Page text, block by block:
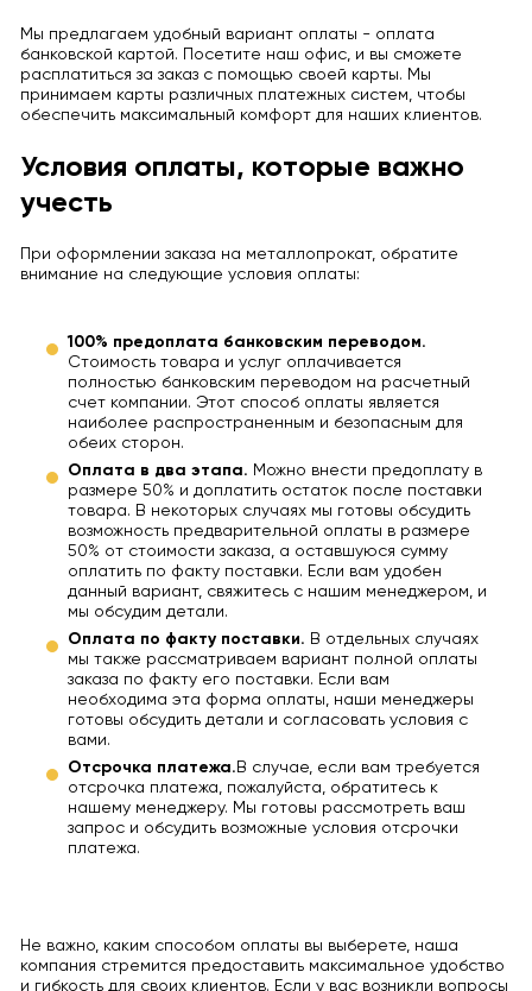
Мы предлагаем удобный вариант оплаты - оплата
банковской картой. Посетите наш офис, и вы сможете
расплатиться за заказ с помощью своей карты. Мы
принимаем карты различных платежных систем, чтобы
обеспечить максимальный комфорт для наших клиентов.
Условия оплаты, которые важно
учесть
При оформлении заказа на металлопрокат, обратите
внимание на следующие условия оплаты:
100% предоплата банковским переводом.
Стоимость товара и услуг оплачивается
полностью банковским переводом на расчетный
счет компании. Этот способ оплаты является
наиболее распространенным и безопасным для
обеих сторон.
Оплата в два этапа. Можно внести предоплату в
размере 50% и доплатить остаток после поставки
товара. В некоторых случаях мы готовы обсудить
возможность предварительной оплаты в размере
50% от стоимости заказа, а оставшуюся сумму
оплатить по факту поставки. Если вам удобен
данный вариант, свяжитесь с нашим менеджером, и
мы обсудим детали.
Оплата по факту поставки. В отдельных случаях
мы также рассматриваем вариант полной оплаты
заказа по факту его поставки. Если вам
необходима эта форма оплаты, наши менеджеры
готовы обсудить детали и согласовать условия с
вами.
Отсрочка платежа. В случае, если вам требуется
отсрочка платежа, пожалуйста, обратитесь к
нашему менеджеру. Мы готовы рассмотреть ваш
запрос и обсудить возможные условия отсрочки
платежа.
Не важно, каким способом оплаты вы выберете, наша
компания стремится предоставить максимальное удобство
и гибкость для своих клиентов. Если у вас возникли вопросы